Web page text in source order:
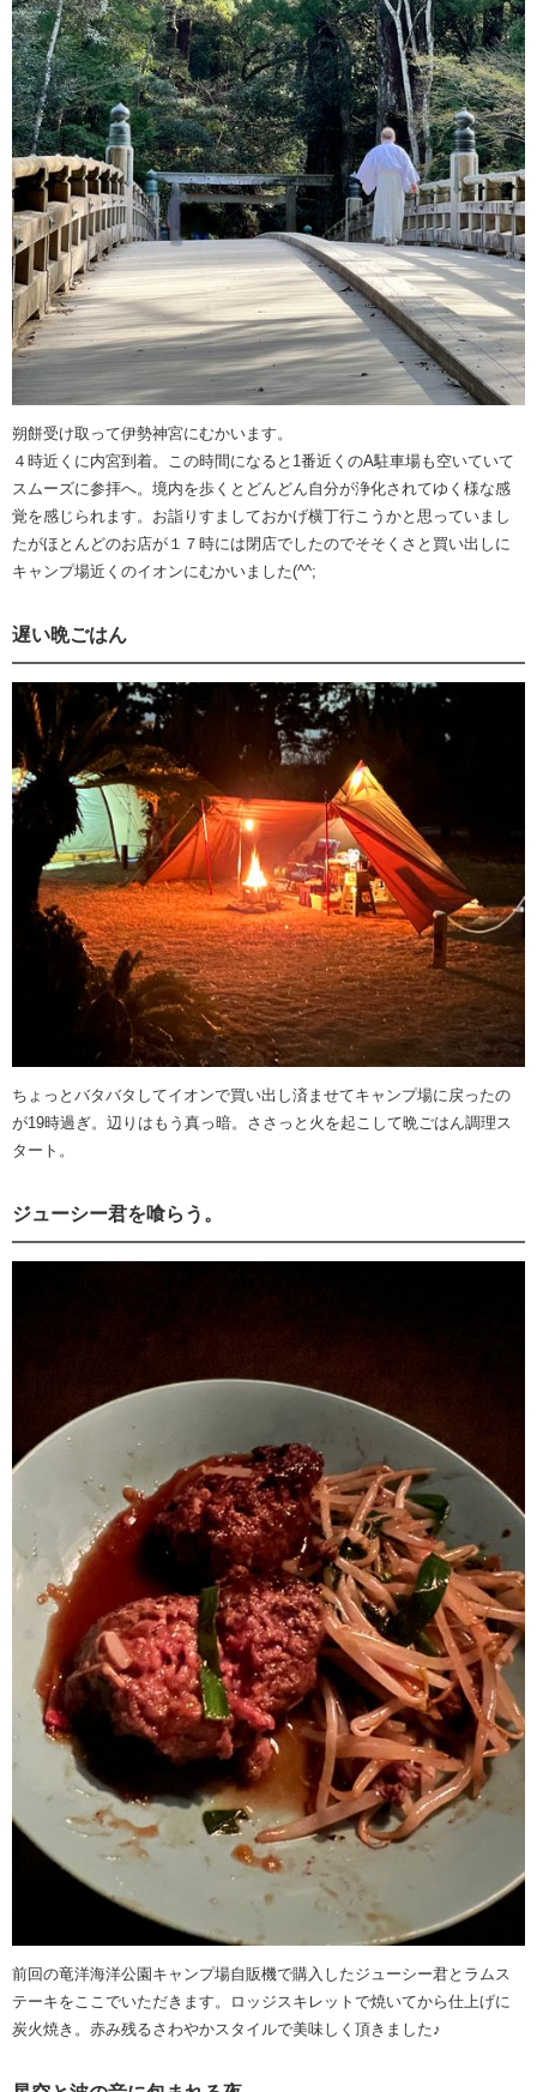
朔餅受け取って伊勢神宮にむかいます。
４時近くに内宮到着。この時間になると1番近くのA駐車場も空いていて
スムーズに参拝へ。境内を歩くとどんどん自分が浄化されてゆく様な感
覚を感じられます。お詣りすましておかげ横丁行こうかと思っていまし
たがほとんどのお店が１７時には閉店でしたのでそそくさと買い出しに
キャンプ場近くのイオンにむかいました(^^;
遅い晩ごはん
ちょっとバタバタしてイオンで買い出し済ませてキャンプ場に戻ったの
が19時過ぎ。辺りはもう真っ暗。ささっと火を起こして晩ごはん調理ス
タート。
ジューシー君を喰らう。
前回の竜洋海洋公園キャンプ場自販機で購入したジューシー君とラムス
テーキをここでいただきます。ロッジスキレットで焼いてから仕上げに
炭火焼き。赤み残るさわやかスタイルで美味しく頂きました♪